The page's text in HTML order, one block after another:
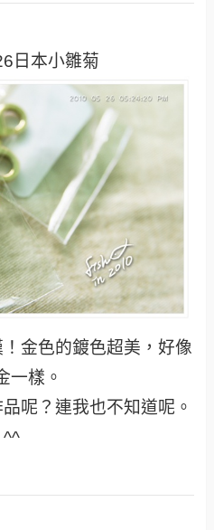
日本小雛菊
金色的鍍色超美，好像
一樣。
呢？連我也不知道呢。
^^